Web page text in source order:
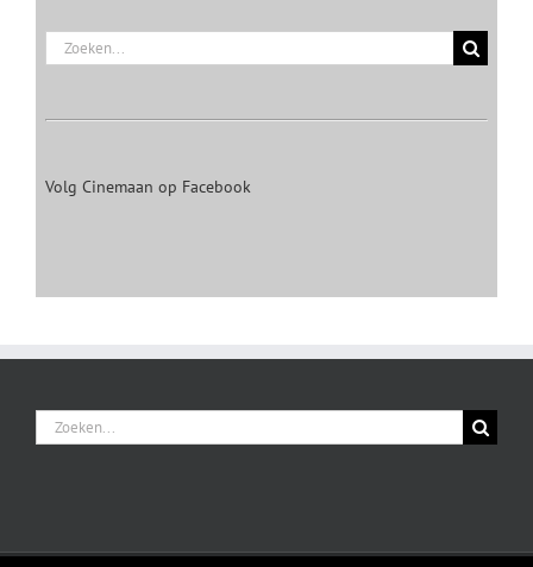
Zoeken
naar:
Volg Cinemaan op Facebook
Zoeken
naar: